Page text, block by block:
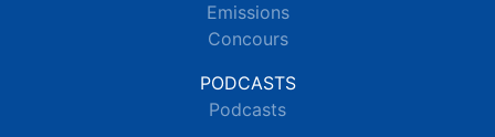
Emissions
Concours
PODCASTS
Podcasts